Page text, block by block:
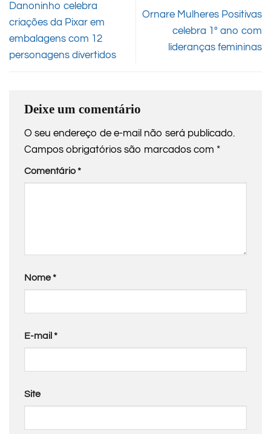
Danoninho celebra
criações da Pixar em
embalagens com 12
personagens divertidos
Ornare Mulheres Positivas
celebra 1º ano com
lideranças femininas
Deixe um comentário
O seu endereço de e-mail não será publicado.
Campos obrigatórios são marcados com *
Comentário*
Nome*
E-mail *
Site